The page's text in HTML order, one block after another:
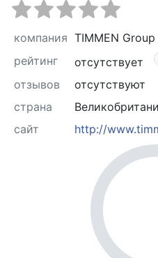
компания TIMMEN Group
рейтинг
отсутствует
отзывов
отсутствуют
страна
сайт
http://